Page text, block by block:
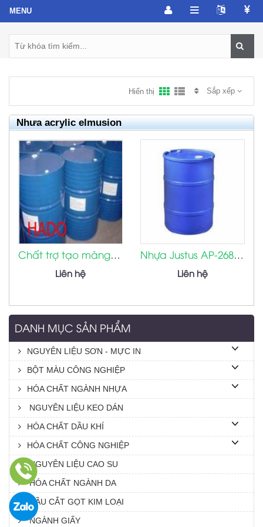
Sắp xếp
Hiển thị
Nhưa acrylic elmusion
Chất trợ tạo màng Texanol CS 12
Liên hệ
Nhựa Justus AP-2680 B
Liên hệ
DANH MỤC SẢN PHẨM
NGUYÊN LIỆU SƠN - MỰC IN
BỘT MÀU CÔNG NGHIỆP
HÓA CHẤT NGÀNH NHỰA
NGUYÊN LIỆU KEO DÁN
HÓA CHẤT DẦU KHÍ
HÓA CHẤT CÔNG NGHIỆP
NGUYÊN LIỆU CAO SU
HÓA CHẤT NGÀNH DA
DẦU CẮT GỌT KIM LOẠI
NGÀNH GIẤY